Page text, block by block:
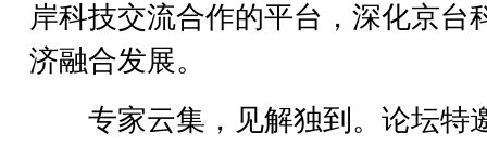
岸科技交流合作的平台，深化京台
济融合发展。
专家云集，见解独到。论坛特